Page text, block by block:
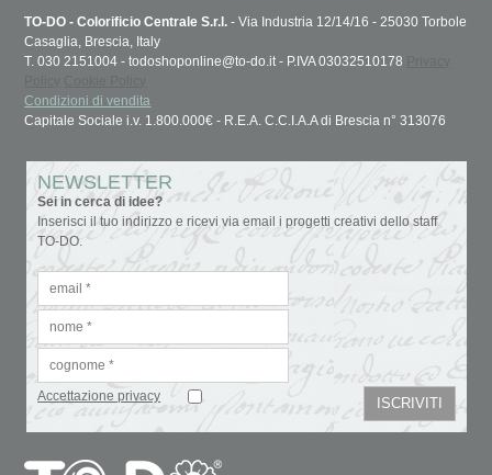
TO-DO - Colorificio Centrale S.r.l. - Via Industria 12/14/16 - 25030 Torbole
Casaglia, Brescia, Italy
T. 030 2151004 - todoshoponline@to-do.it - P.IVA 03032510178
Condizioni di vendita
Capitale Sociale i.v. 1.800.000€ - R.E.A. C.C.I.A.A di Brescia n° 313076
NEWSLETTER
Sei in cerca di idee?
Inserisci il tuo indirizzo e ricevi via email i progetti creativi dello staff
TO-DO.
Accettazione privacy